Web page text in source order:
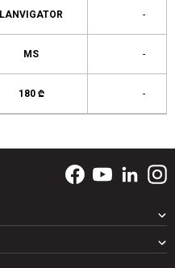
LANVIGATOR -
MS -
180 ₾ -